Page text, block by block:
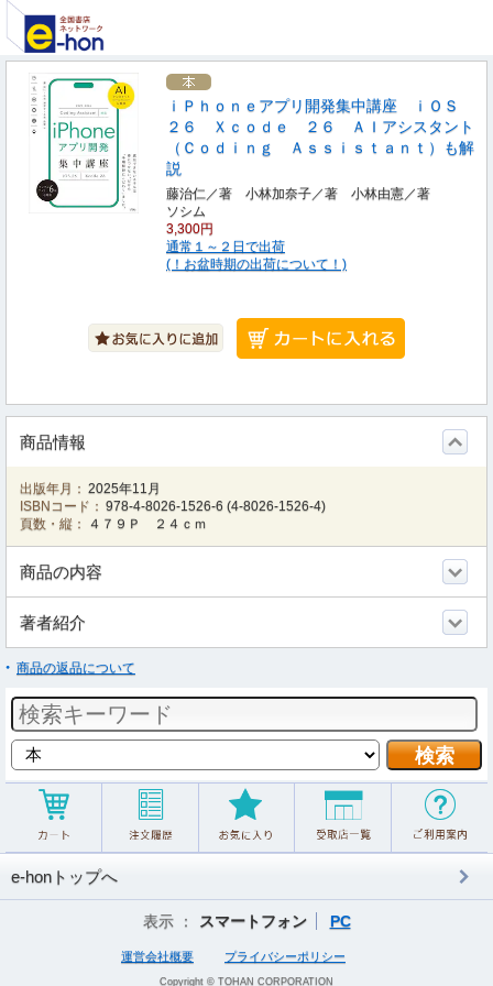
ｉＰｈｏｎｅアプリ開発集中講座 ｉＯＳ
２６ Ｘｃｏｄｅ ２６ ＡＩアシスタント
（Ｃｏｄｉｎｇ Ａｓｓｉｓｔａｎｔ）も解
説
藤治仁／著 小林加奈子／著 小林由憲／著
ソシム
3,300円
通常１～２日で出荷
(！お盆時期の出荷について！)
商品情報
出版年月： 2025年11月
ISBNコード： 978-4-8026-1526-6 (4-8026-1526-4)
頁数・縦：
４７９Ｐ ２４ｃｍ
商品の内容
著者紹介
商品の返品について
e-honトップへ
表示 ： スマートフォン PC
運営会社概要 プライバシーポリシー
Copyright © TOHAN CORPORATION